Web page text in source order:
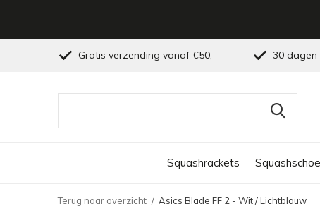
Squashrackets
Gratis verzending vanaf €50,- 30 dagen
Terug naar overzicht Asics Blade FF 2 - Wit / Lichtblauw